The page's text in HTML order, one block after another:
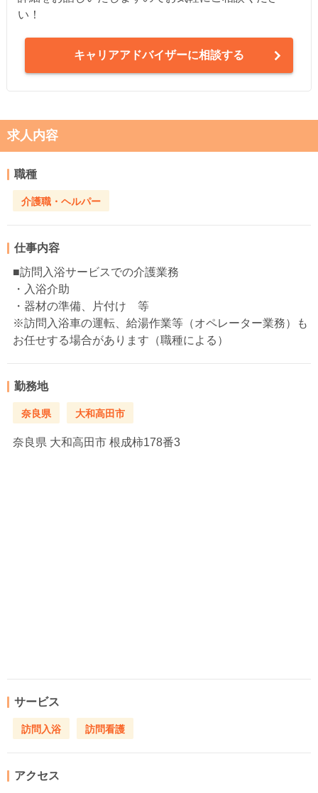
い！
キャリアアドバイザーに相談する
求人内容
職種
介護職・ヘルパー
仕事内容
■訪問入浴サービスでの介護業務
・入浴介助
・器材の準備、片付け 等
※訪問入浴車の運転、給湯作業等（オペレーター業務）も
お任せする場合があります（職種による）
勤務地
奈良県 大和高田市
奈良県 大和高田市 根成柿178番3
サービス
訪問入浴 訪問看護
アクセス